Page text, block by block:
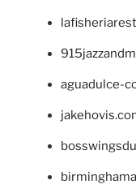
aguadulce-